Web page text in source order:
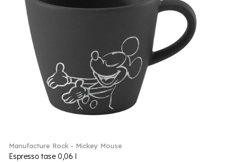
Manufacture Rock - Mickey Mouse
Espresso tase 0,06 l